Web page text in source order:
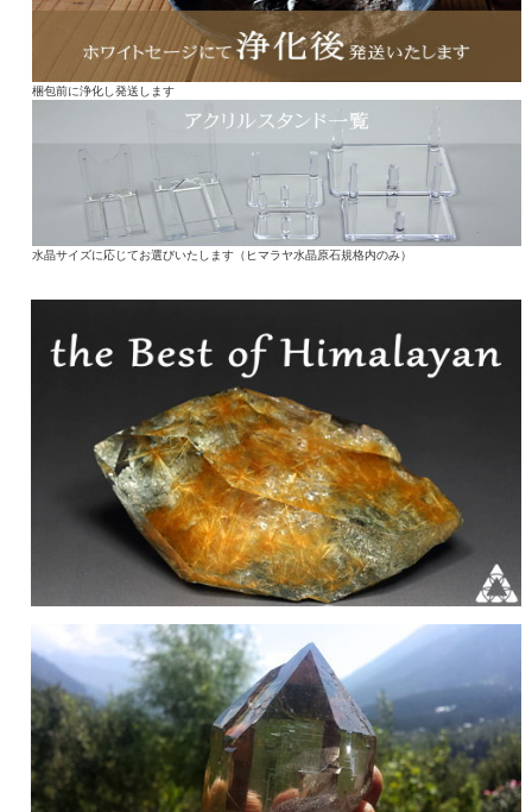
梱包前に浄化し発送します
水晶サイズに応じてお選びいたします（ヒマラヤ水晶原石規格内のみ）